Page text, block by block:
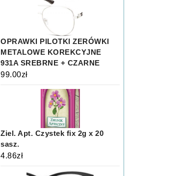
OPRAWKI PILOTKI ZERÓWKI
METALOWE KOREKCYJNE
931A SREBRNE + CZARNE
99.00zł
Ziel. Apt. Czystek fix 2g x 20
sasz.
4.86zł